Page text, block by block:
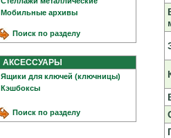
Мобильные архивы
Поиск по разделу
АКСЕССУАРЫ
Ящики для ключей (ключницы)
Кэшбоксы
Поиск по разделу